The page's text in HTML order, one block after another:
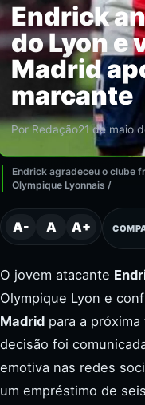
Endrick
do Lyon e
Madrid
marcante
Por Redação21 de maio
Endrick agradeceu o clube
Olympique Lyonnais /
A- A A+
O jovem atacante
Olympique Lyon e
Madrid para a
decisão foi
emotiva nas redes
um empréstimo de